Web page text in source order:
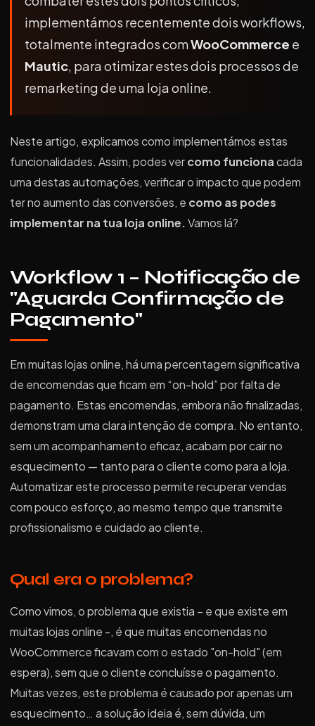
implementámos recentemente dois workflows,
totalmente integrados comWooCommerce e
Mautic, para otimizar estes dois processos de
remarketing de uma loja online.
Neste artigo, explicamos como implementámos estas
funcionalidades. Assim, podes vercomo funcionacada
uma destas automações, verificar o impacto que podem
ter no aumento das conversões, e como as podes
implementar na tua loja online.Vamos lá?
Workflow 1 – Notificação de
"Aguarda Confirmação de
Pagamento"
Em muitas lojas online, há uma percentagem significativa
de encomendas que ficam em “on-hold” por falta de
pagamento. Estas encomendas, embora não finalizadas,
demonstram uma clara intenção de compra. No entanto,
sem um acompanhamento eficaz, acabam por cair no
esquecimento — tanto para o cliente como para a loja.
Automatizar este processo permite recuperar vendas
com pouco esforço, ao mesmo tempo que transmite
profissionalismo e cuidado ao cliente.
Qual era o problema?
Como vimos, o problema que existia – e que existe em
muitas lojas online -, é que muitas encomendas no
WooCommerce ficavam com o estado "on-hold" (em
espera), sem que o cliente concluísse o pagamento.
Muitas vezes, este problema é causado por apenas um
esquecimento… a solução ideia é, sem dúvida, um